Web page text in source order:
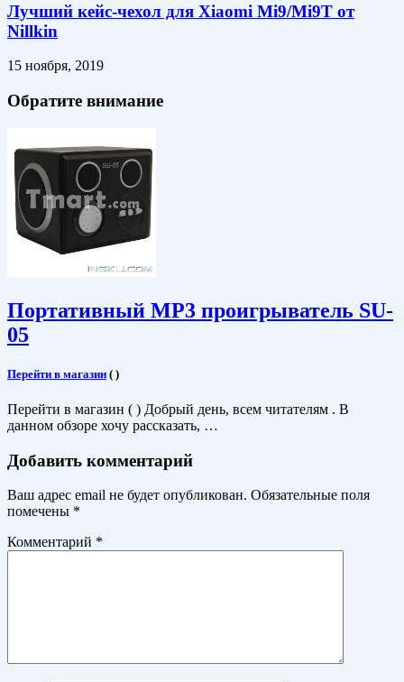
Лучший кейс-чехол для Xiaomi Mi9/Mi9T от
Nillkin
15 ноября, 2019
Обратите внимание
Портативный MP3 проигрыватель SU-
05
Перейти в магазин ( )
Перейти в магазин ( ) Добрый день, всем читателям . В
данном обзоре хочу рассказать, …
Добавить комментарий
Ваш адрес email не будет опубликован. Обязательные поля
помечены *
Комментарий *